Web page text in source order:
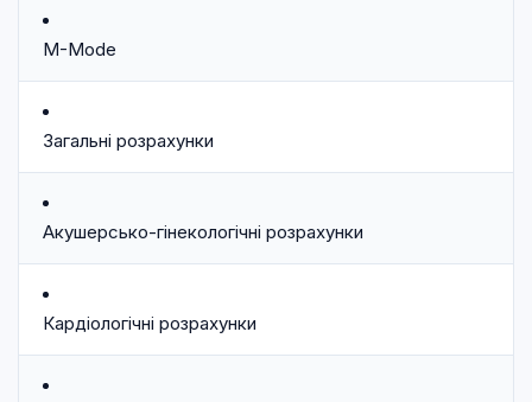
M-Mode
Загальні розрахунки
Акушерсько-гінекологічні розрахунки
Кардіологічні розрахунки